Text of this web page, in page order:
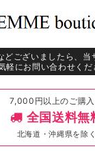
どございましたら、当
軽にお問い合わせく
7,000円以上のご購
全国送料無
北海道・沖縄県を除く